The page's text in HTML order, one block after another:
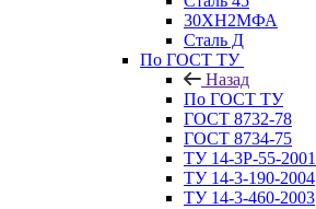
30ХН2МФА
Сталь Д
По ГОСТ ТУ
Назад
По ГОСТ ТУ
ГОСТ 8732-78
ГОСТ 8734-75
ТУ 14-3Р-55-2001
ТУ 14-3-190-2004
ТУ 14-3-460-2003